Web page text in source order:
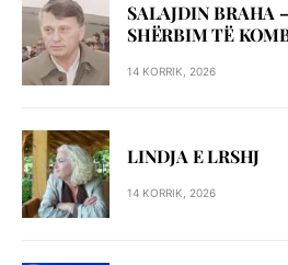
SALAJDIN BRAHA
SHЁRBIM TЁ
14 KORRIK, 2026
LINDJA E LRSHJ
14 KORRIK, 2026